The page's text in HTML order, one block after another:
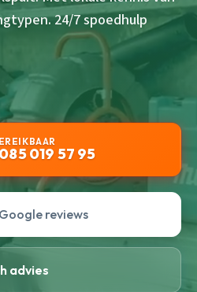
24/7 spoedhulp
019 57 95
reviews
advies